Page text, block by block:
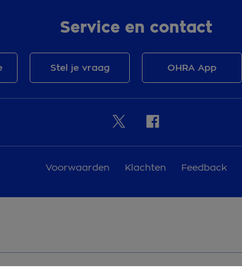
Service en contact
Stel je vraag OHRA App
Voorwaarden Klachten Feedback